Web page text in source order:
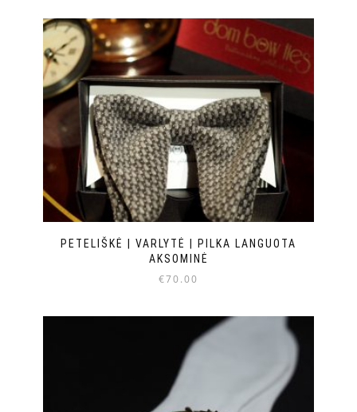
PETELIŠKĖ | VARLYTĖ | PILKA LANGUOTA
AKSOMINĖ
€70.00